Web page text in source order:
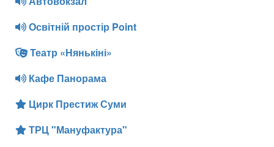
Освітній простір Point
Театр «Нянькіні»
Кафе Панорама
Цирк Престиж Суми
ТРЦ "Мануфактура"